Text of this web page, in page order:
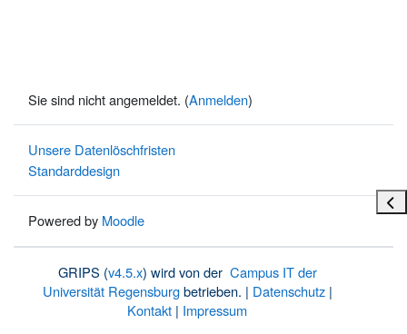
Sie sind nicht angemeldet. (Anmelden)
Unsere Datenlöschfristen
Standarddesign
Powered by Moodle
GRIPS (v4.5.x) wird von der Campus IT der
Universität Regensburgbetrieben. | Datenschutz|
Kontakt | Impressum